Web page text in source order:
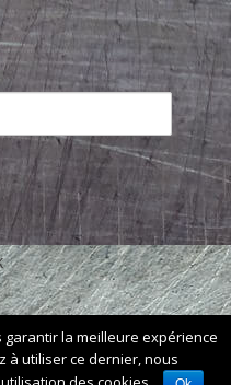
. Tous Les Droits Sont
la meilleure expérience
à utiliser ce dernier, nous